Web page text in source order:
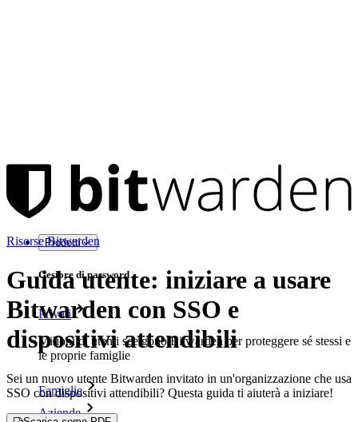
Prodotti
Gestore di password
Privati
Milioni di utenti scelgono Bitwarden per proteggere sé stessi e
le proprie famiglie
Famiglie
Aziende
Risorse Bitwarden
Guida utente: iniziare a usare
Bitwarden con SSO e
dispositivi attendibili
Sei un nuovo utente Bitwarden invitato in un'organizzazione che usa
SSO con dispositivi attendibili? Questa guida ti aiuterà a iniziare!